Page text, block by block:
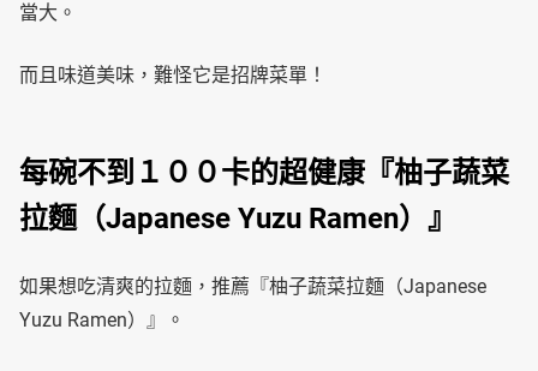
當大。
而且味道美味，難怪它是招牌菜單！
每碗不到１００卡的超健康『柚子蔬菜
拉麵（Japanese Yuzu Ramen）』
如果想吃清爽的拉麵，推薦『柚子蔬菜拉麵（Japanese
Yuzu Ramen）』。